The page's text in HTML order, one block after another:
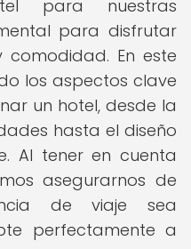
para nuestras
para disfrutar
En este
los aspectos clave
un hotel, desde la
hasta el diseño
Al tener en cuenta
asegurarnos de
de viaje sea
perfectamente a